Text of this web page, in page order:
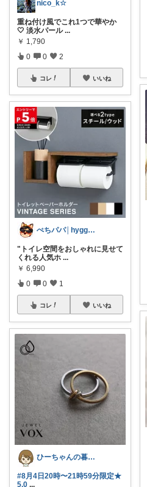
nico_k☆
重ね付け風でこれ1つで華やか
🤍 淡水パール ...
￥ 1,790
0 0 2
コレ いいね
ぺちパパ│hyggeな心意気を大切に🌿
"トイレ空間をおしゃれに見せて
くれる人気ホ ...
￥ 6,990
0 0 1
コレ いいね
ひーちゃんの暮らしと服ROOM🌷
#8月4日20時〜21時59分限定★
5,0 ...